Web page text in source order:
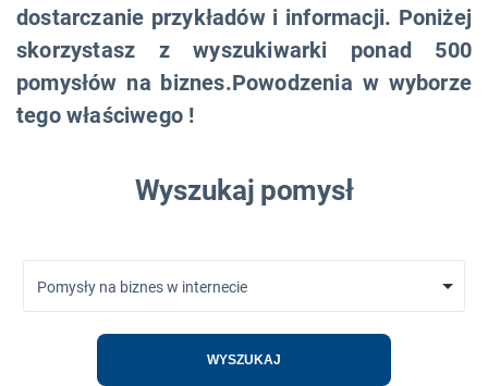
dostarczanie przykładów i informacji. Poniżej
skorzystasz z wyszukiwarki ponad 500
pomysłów na biznes.Powodzenia w wyborze
tego właściwego !
Wyszukaj pomysł
Pomysły na biznes w internecie
WYSZUKAJ